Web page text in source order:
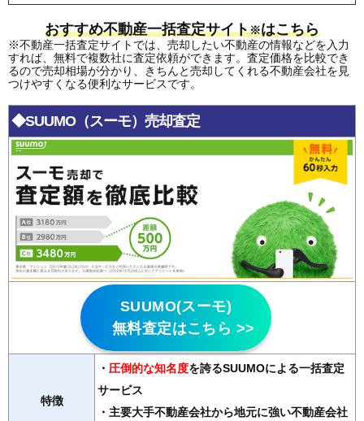
おすすめ不動産一括査定サイト※はこちら
※不動産一括査定サイトでは、売却したい不動産の情報などを入力
すれば、無料で複数社に査定依頼ができます。査定価格を比較でき
るので売却相場が分かり、きちんと売却してくれる不動産会社を見
つけやすくなる便利なサービスです。
◆SUUMO（スーモ）売却査定
SUUMO(スーモ)
無料査定はこちら >>
特徴
・ 圧倒的な知名度を誇るSUUMOによる一括査定
サービス
・主要大手不動産会社から地元に強い不動産会社